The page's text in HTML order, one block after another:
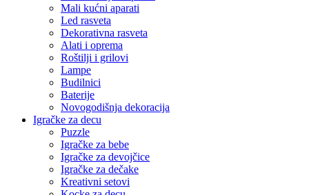
Mali kućni aparati
Led rasveta
Dekorativna rasveta
Alati i oprema
Roštilji i grilovi
Lampe
Budilnici
Baterije
Novogodišnja dekoracija
Igračke za decu
Puzzle
Igračke za bebe
Igračke za devojčice
Igračke za dečake
Kreativni setovi